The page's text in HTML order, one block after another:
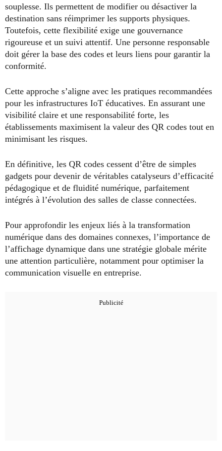
souplesse. Ils permettent de modifier ou désactiver la
destination sans réimprimer les supports physiques.
Toutefois, cette flexibilité exige une gouvernance
rigoureuse et un suivi attentif. Une personne responsable
doit gérer la base des codes et leurs liens pour garantir la
conformité.
Cette approche s’aligne avec les pratiques recommandées
pour les infrastructures IoT éducatives. En assurant une
visibilité claire et une responsabilité forte, les
établissements maximisent la valeur des QR codes tout en
minimisant les risques.
En définitive, les QR codes cessent d’être de simples
gadgets pour devenir de véritables catalyseurs d’efficacité
pédagogique et de fluidité numérique, parfaitement
intégrés à l’évolution des salles de classe connectées.
Pour approfondir les enjeux liés à la transformation
numérique dans des domaines connexes, l’importance de
l’affichage dynamique dans une stratégie globale mérite
une attention particulière, notamment pour optimiser la
communication visuelle en entreprise.